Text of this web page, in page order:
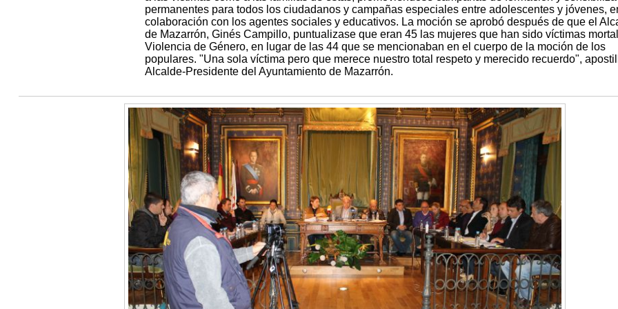
permanentes para todos los ciudadanos y campañas especiales entre adolescentes y jóvenes,
colaboración con los agentes sociales y educativos. La moción se aprobó después de que el
de Mazarrón, Ginés Campillo, puntualizase que eran 45 las mujeres que han sido víctimas
Violencia de Género, en lugar de las 44 que se mencionaban en el cuerpo de la moción de los
populares. "Una sola víctima pero que merece nuestro total respeto y merecido recuerdo",
Alcalde-Presidente del Ayuntamiento de Mazarrón.